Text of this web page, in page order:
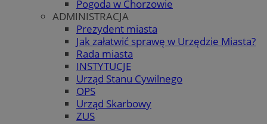
Pogoda w Chorzowie
ADMINISTRACJA
Prezydent miasta
Jak załatwić sprawę w Urzędzie Miasta?
Rada miasta
INSTYTUCJE
Urząd Stanu Cywilnego
OPS
Urząd Skarbowy
ZUS